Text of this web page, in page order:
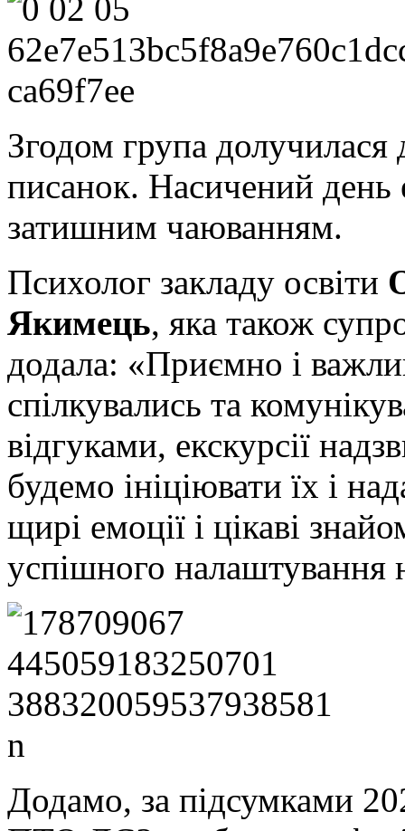
Згодом група долучилася
писанок. Насичений день
затишним чаюванням.
Психолог закладу освіти
Якимець, яка також
додала: «Приємно і
спілкувались та
відгуками, екскурсії
будемо ініціювати їх і
щирі емоції і цікаві
успішного налаштування
Додамо, за підсумками